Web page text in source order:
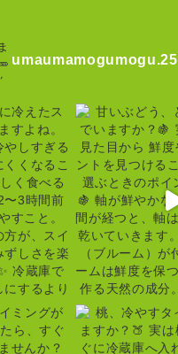
umaumamogumogu.25